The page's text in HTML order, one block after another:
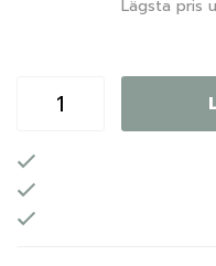
Lägsta pris